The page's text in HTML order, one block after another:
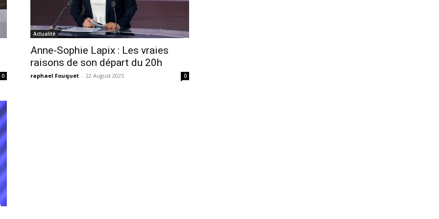
0
Actualité
Anne-Sophie Lapix : Les vraies
raisons de son départ du 20h
raphael Fouquet - 22 August 2025 0